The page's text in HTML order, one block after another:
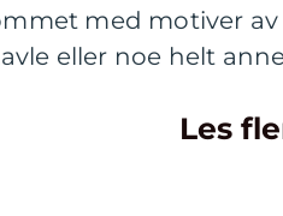
med motiver
eller noe helt
Les